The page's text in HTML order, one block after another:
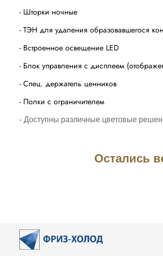
- Шторки ночные
- ТЭН для удаления образовавшегося
- Встроенное освещение LED
- Блок управления с дисплеем
- Спец. держатель ценников
- Полки с ограничителем
- Доступны различные цветовые
Остались